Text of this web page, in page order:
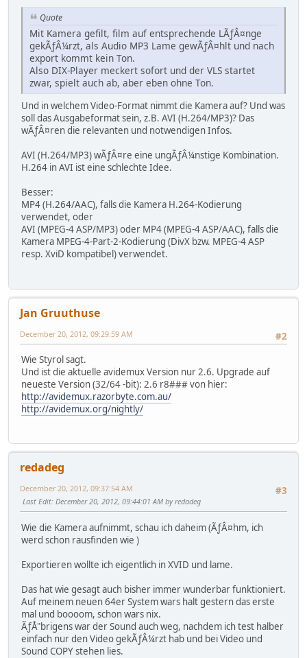
Quote
Mit Kamera gefilt, film auf entsprechende LÃƒÂ¤nge
gekÃƒÂ¼rzt, als Audio MP3 Lame gewÃƒÂ¤hlt und nach
export kommt kein Ton.
Also DIX-Player meckert sofort und der VLS startet
zwar, spielt auch ab, aber eben ohne Ton.
Und in welchem Video-Format nimmt die Kamera auf? Und was
soll das Ausgabeformat sein, z.B. AVI (H.264/MP3)? Das
wÃƒÂ¤ren die relevanten und notwendigen Infos.
AVI (H.264/MP3) wÃƒÂ¤re eine ungÃƒÂ¼nstige Kombination.
H.264 in AVI ist eine schlechte Idee.
Besser:
MP4 (H.264/AAC), falls die Kamera H.264-Kodierung
verwendet, oder
AVI (MPEG-4 ASP/MP3) oder MP4 (MPEG-4 ASP/AAC), falls die
Kamera MPEG-4-Part-2-Kodierung (DivX bzw. MPEG-4 ASP
resp. XviD kompatibel) verwendet.
Jan Gruuthuse
#2
December 20, 2012, 09:29:59 AM
Wie Styrol sagt.
Und ist die aktuelle avidemux Version nur 2.6. Upgrade auf
neueste Version (32/64 -bit): 2.6 r8### von hier:
http://avidemux.razorbyte.com.au/
http://avidemux.org/nightly/
redadeg
#3
December 20, 2012, 09:37:54 AM
Last Edit: December 20, 2012, 09:44:01 AM by redadeg
Wie die Kamera aufnimmt, schau ich daheim (ÃƒÂ¤hm, ich
werd schon rausfinden wie )
Exportieren wollte ich eigentlich in XVID und lame.
Das hat wie gesagt auch bisher immer wunderbar funktioniert.
Auf meinem neuen 64er System wars halt gestern das erste
mal und boooom, schon wars nix.
ÃƒÅ"brigens war der Sound auch weg, nachdem ich test halber
einfach nur den Video gekÃƒÂ¼rzt hab und bei Video und
Sound COPY stehen lies.